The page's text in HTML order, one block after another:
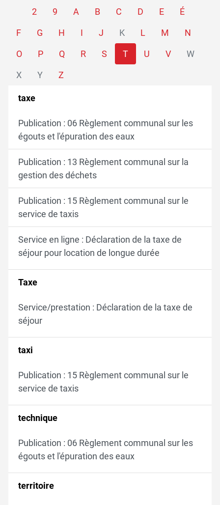
2 9 A B C D E É
F G H I J K L M N
O P Q R S T U V W
X Y Z
taxe
Publication : 06 Règlement communal sur les
égouts et l'épuration des eaux
Publication : 13 Règlement communal sur la
gestion des déchets
Publication : 15 Règlement communal sur le
service de taxis
Service en ligne : Déclaration de la taxe de
séjour pour location de longue durée
Taxe
Service/prestation : Déclaration de la taxe de
séjour
taxi
Publication : 15 Règlement communal sur le
service de taxis
technique
Publication : 06 Règlement communal sur les
égouts et l'épuration des eaux
territoire